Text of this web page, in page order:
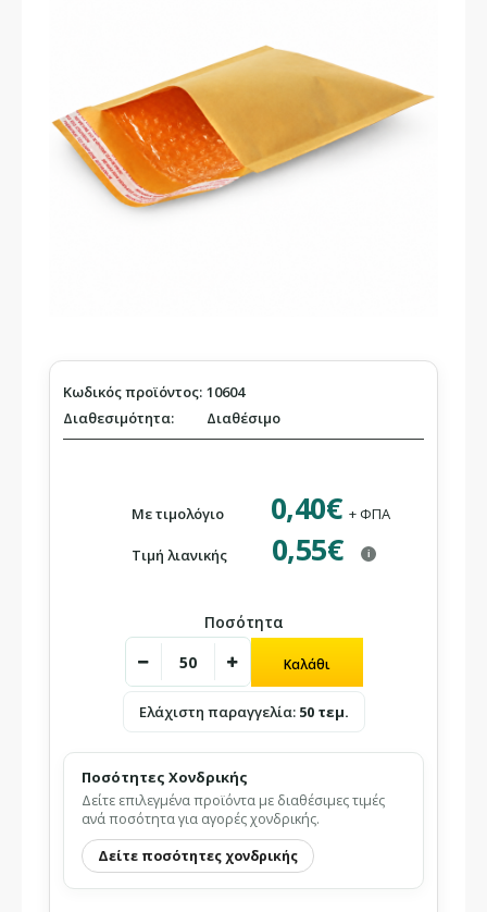
Κωδικός προϊόντος: 10604
Διαθεσιμότητα:
Διαθέσιμο
Με τιμολόγιο 0,40€ + ΦΠΑ
Τιμή λιανικής 0,55€ i
Ποσότητα
Ελάχιστη παραγγελία: 50 τεμ.
Ποσότητες Χονδρικής
Δείτε επιλεγμένα προϊόντα με διαθέσιμες τιμές
ανά ποσότητα για αγορές χονδρικής.
Δείτε ποσότητες χονδρικής